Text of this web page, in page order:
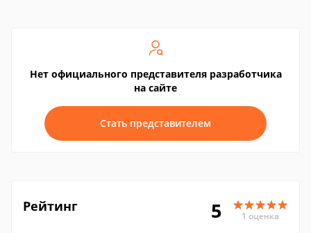
Нет официального представителя разработчика
на сайте
Стать представителем
Рейтинг 5 1 оценка